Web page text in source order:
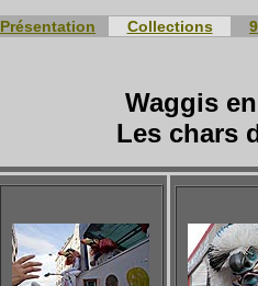
Présentation Collections
Waggis
Les chars